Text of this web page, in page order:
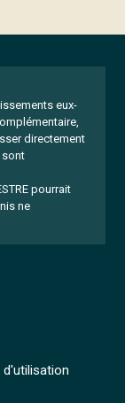
eux-
directement
sont
pourrait
ne